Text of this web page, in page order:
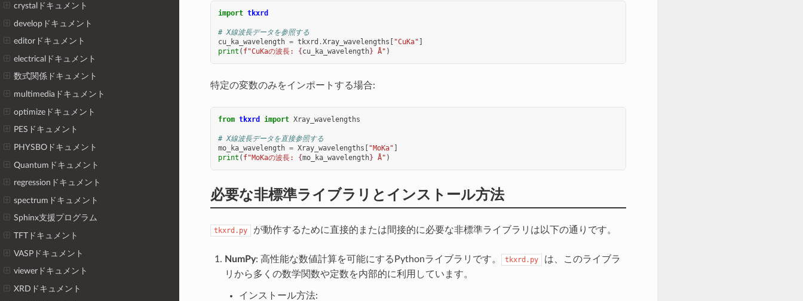
crystalドキュメント
developドキュメント
editorドキュメント
electricalドキュメント
数式関係ドキュメント
multimediaドキュメント
optimizeドキュメント
PESドキュメント
PHYSBOドキュメント
Quantumドキュメント
regressionドキュメント
spectrumドキュメント
Sphinx支援プログラム
TFTドキュメント
VASPドキュメント
viewerドキュメント
XRDドキュメント
import tkxrd
# X線波長データを参照する
cu_ka_wavelength = tkxrd .Xray_wavelengths [ "CuKa" ]
print ( f"CuKaの波長: {cu_ka_wavelength} Å" )
特定の変数のみをインポートする場合:
from tkxrd import Xray_wavelengths
# X線波長データを直接参照する
mo_ka_wavelength = Xray_wavelengths [ "MoKa" ]
print ( f"MoKaの波長: {mo_ka_wavelength} Å" )
必要な非標準ライブラリとインストール方法
tkxrd.py が動作するために直接的または間接的に必要な非標準ライブラリは以下の通りです。
NumPy: 高性能な数値計算を可能にするPythonライブラリです。 tkxrd.py
は、このライブラ
リから多くの数学関数や定数を内部的に利用しています。
インストール方法: